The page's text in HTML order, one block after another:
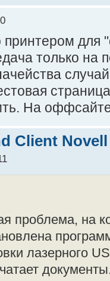
для
только на
На
Client Novell
проблема, на
лазерного